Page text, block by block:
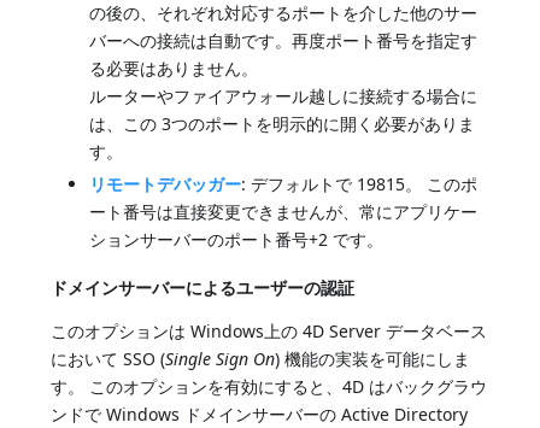
の後の、それぞれ対応するポートを介した他のサー
バーへの接続は自動です。再度ポート番号を指定す
る必要はありません。
ルーターやファイアウォール越しに接続する場合に
は、この 3つのポートを明示的に開く必要がありま
す。
リモートデバッガー: デフォルトで 19815。 このポ
ート番号は直接変更できませんが、常にアプリケー
ションサーバーのポート番号+2 です。
ドメインサーバーによるユーザーの認証
このオプションは Windows上の 4D Server データベース
において SSO (Single Sign On) 機能の実装を可能にしま
す。 このオプションを有効にすると、4D はバックグラウ
ンドで Windows ドメインサーバーの Active Directory